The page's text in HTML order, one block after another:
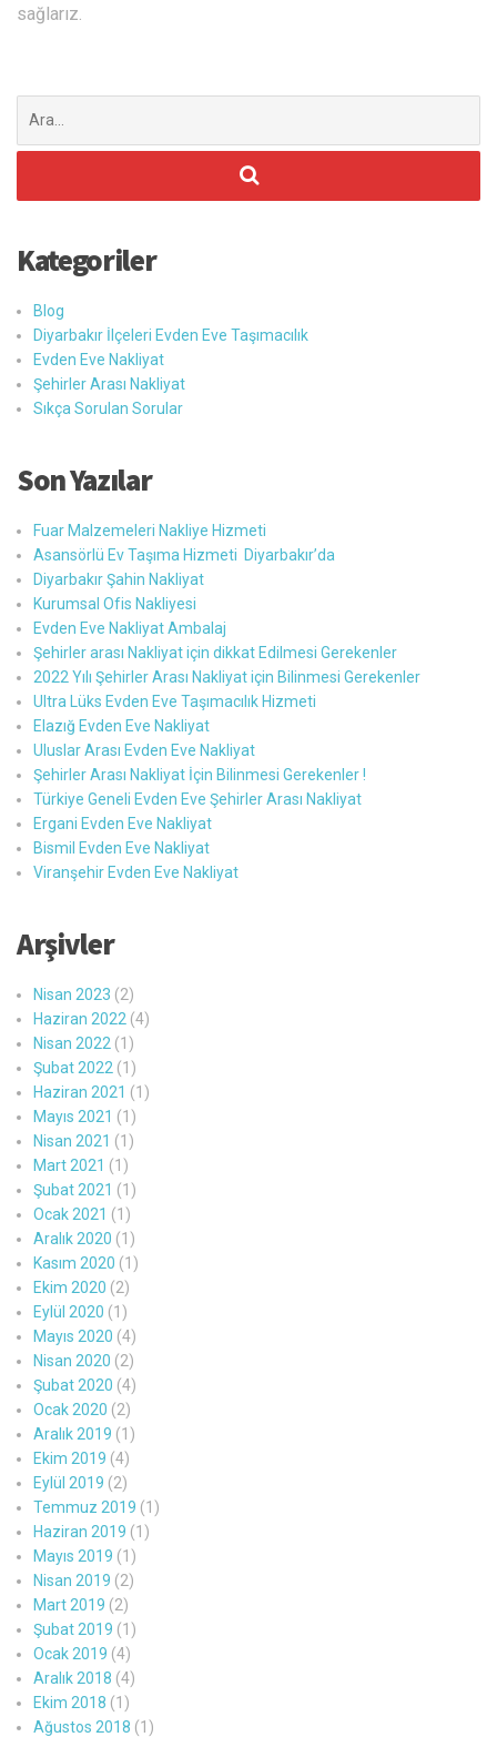
sağlarız.
ara:
Kategoriler
Blog
Diyarbakır İlçeleri Evden Eve Taşımacılık
Evden Eve Nakliyat
Şehirler Arası Nakliyat
Sıkça Sorulan Sorular
Son Yazılar
Fuar Malzemeleri Nakliye Hizmeti
Asansörlü Ev Taşıma Hizmeti Diyarbakır’da
Diyarbakır Şahin Nakliyat
Kurumsal Ofis Nakliyesi
Evden Eve Nakliyat Ambalaj
Şehirler arası Nakliyat için dikkat Edilmesi Gerekenler
2022 Yılı Şehirler Arası Nakliyat için Bilinmesi Gerekenler
Ultra Lüks Evden Eve Taşımacılık Hizmeti
Elazığ Evden Eve Nakliyat
Uluslar Arası Evden Eve Nakliyat
Şehirler Arası Nakliyat İçin Bilinmesi Gerekenler !
Türkiye Geneli Evden Eve Şehirler Arası Nakliyat
Ergani Evden Eve Nakliyat
Bismil Evden Eve Nakliyat
Viranşehir Evden Eve Nakliyat
Arşivler
Nisan 2023 (2)
Haziran 2022 (4)
Nisan 2022 (1)
Şubat 2022 (1)
Haziran 2021 (1)
Mayıs 2021 (1)
Nisan 2021 (1)
Mart 2021 (1)
Şubat 2021 (1)
Ocak 2021 (1)
Aralık 2020 (1)
Kasım 2020 (1)
Ekim 2020 (2)
Eylül 2020 (1)
Mayıs 2020 (4)
Nisan 2020 (2)
Şubat 2020 (4)
Ocak 2020 (2)
Aralık 2019 (1)
Ekim 2019 (4)
Eylül 2019 (2)
Temmuz 2019 (1)
Haziran 2019 (1)
Mayıs 2019 (1)
Nisan 2019 (2)
Mart 2019 (2)
Şubat 2019 (1)
Ocak 2019 (4)
Aralık 2018 (4)
Ekim 2018 (1)
Ağustos 2018 (1)